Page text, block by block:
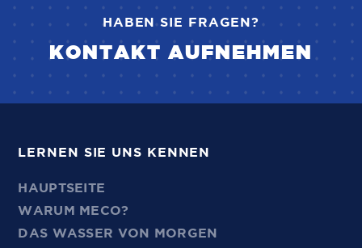
HABEN SIE FRAGEN?
KONTAKT AUFNEHMEN
LERNEN SIE UNS KENNEN
HAUPTSEITE
WARUM MECO?
DAS WASSER VON MORGEN